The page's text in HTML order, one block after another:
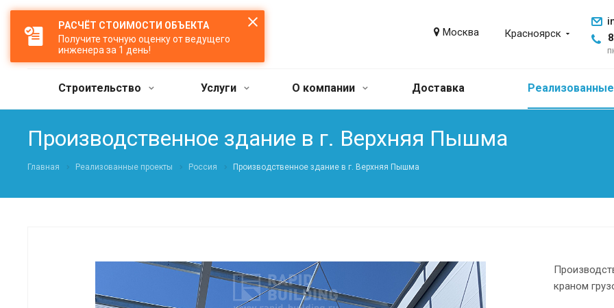
РАСЧЁТ СТОИМОСТИ ОБЪЕКТА
Получите точную оценку от ведущего
инженера за 1 день!
Москва Красноярск
Строительство Услуги О компании Доставка
Производственное здание в г. Верхняя Пышма
Главная Реализованные проекты Россия Производственное здание в г. Верхняя Пышма
краном